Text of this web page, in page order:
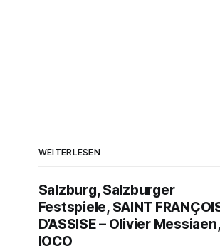
WEITERLESEN
Salzburg, Salzburger
Festspiele, SAINT
D’ASSISE – Olivier Messiaen,
IOCO